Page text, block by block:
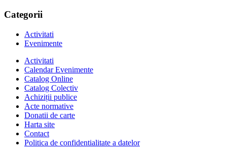
Categorii
Activitati
Evenimente
Activitati
Calendar Evenimente
Catalog Online
Catalog Colectiv
Achiziții publice
Acte normative
Donatii de carte
Harta site
Contact
Politica de confidentialitate a datelor